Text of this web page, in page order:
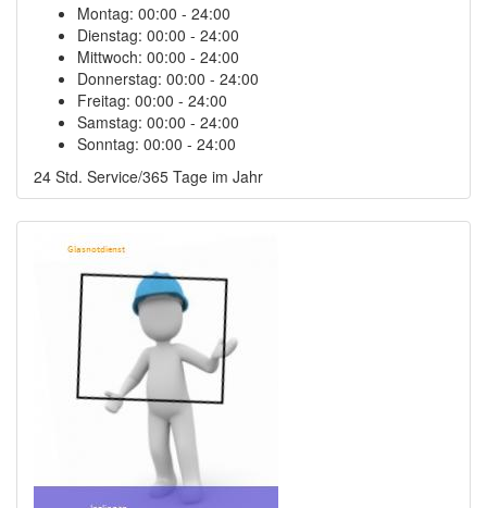
Montag: 00:00 - 24:00
Dienstag: 00:00 - 24:00
Mittwoch: 00:00 - 24:00
Donnerstag: 00:00 - 24:00
Freitag: 00:00 - 24:00
Samstag: 00:00 - 24:00
Sonntag: 00:00 - 24:00
24 Std. Service/365 Tage im Jahr